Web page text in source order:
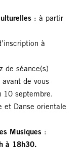
: à partir
à
de séance(s)
avant de vous
10 septembre.
et Danse orientale
Musiques :
à 18h30.